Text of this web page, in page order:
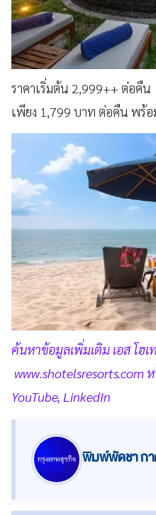
ราคาเริ่มต้น 2,999++ ต่อคืน
เพียง 1,799 บาท ต่อคืน พร้อ
ค้นหาข้อมูลเพิ่มเติม เอส โฮ
www.shotelsresorts.com
YouTube, LinkedIn
พิมพ์พัดชา ก